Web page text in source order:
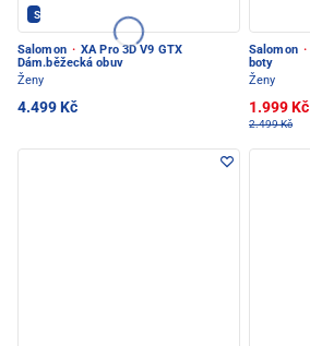
Salomon - PEC POD SNĚŽKOU
Salomon · XA Pro 3D V9 GTX
Dám.běžecká obuv
Ženy
4.499 Kč
Salomon ·
boty
Ženy
1.999 Kč
2.499 Kč